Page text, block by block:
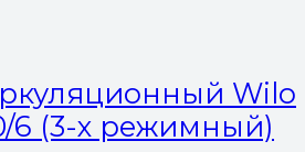
Wilo
6 (3-х режимный)